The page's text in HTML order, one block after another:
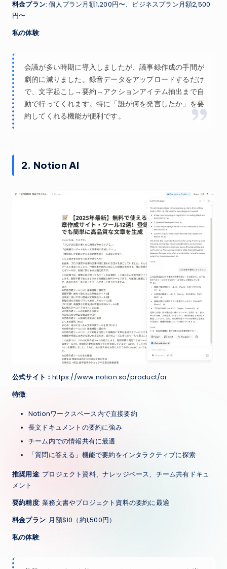
料金プラン: 個人プラン月額1,200円〜、ビジネスプラン月額2,500
円〜
私の体験:
会議が多い時期に導入しましたが、議事録作成の手間が
劇的に減りました。録音データをアップロードするだけ
で、文字起こし→要約→アクションアイテム抽出まで自
動で行ってくれます。特に「誰が何を発言したか」を要
約してくれる機能が便利です。
2. Notion AI
公式サイト：https://www.notion.so/product/ai
特徴:
Notionワークスペース内で直接要約
長文ドキュメントの要約に強み
チーム内での情報共有に最適
「質問に答える」機能で要約をインタラクティブに探索
推奨用途: プロジェクト資料、ナレッジベース、チーム共有ドキュ
メント
要約精度: 業務文書やプロジェクト資料の要約に最適
料金プラン: 月額$10（約1,500円）
私の体験: